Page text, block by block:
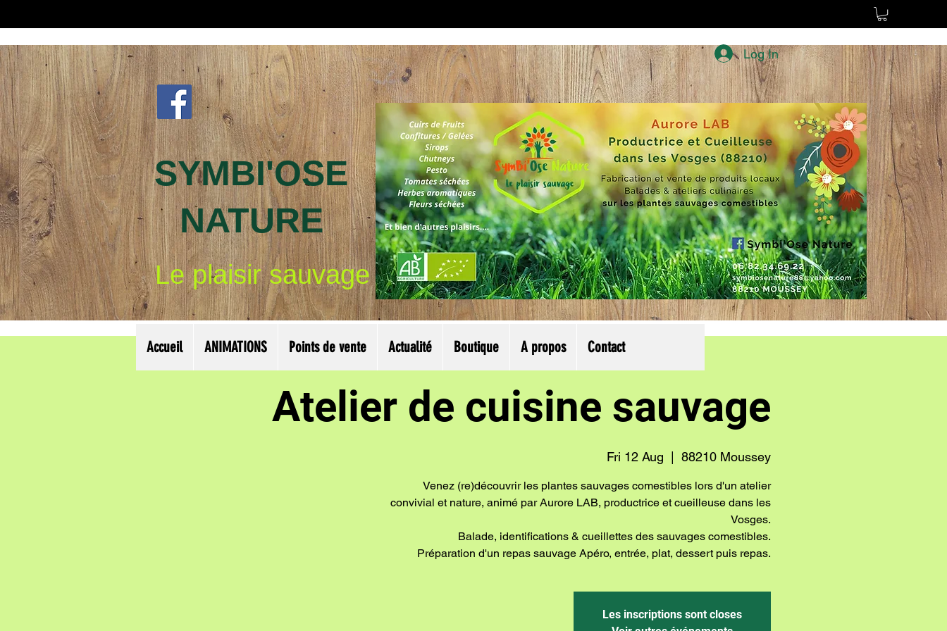
SYMBI'OSE
NATURE
Le plaisir sauvage
Log In
Atelier de cuisine sauvage
Fri 12 Aug 88210 Moussey
Venez (re)découvrir les plantes sauvages comestibles lors d'un atelier
convivial et nature, animé par Aurore LAB, productrice et cueilleuse dans les
Vosges.
Balade, identifications & cueillettes des sauvages comestibles.
Préparation d'un repas sauvage Apéro, entrée, plat, dessert puis repas.
Les inscriptions sont closes
Accueil ANIMATIONS Points de vente Actualité Boutique A propos Contact